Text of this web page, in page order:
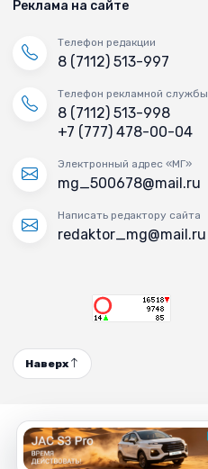
Реклама на сайте
Телефон редакции
8 (7112) 513-997
Телефон рекламной службы
8 (7112) 513-998
+7 (777) 478-00-04
Электронный адрес «МГ»
mg_500678@mail.ru
Написать редактору сайта
redaktor_mg@mail.ru
Наверх